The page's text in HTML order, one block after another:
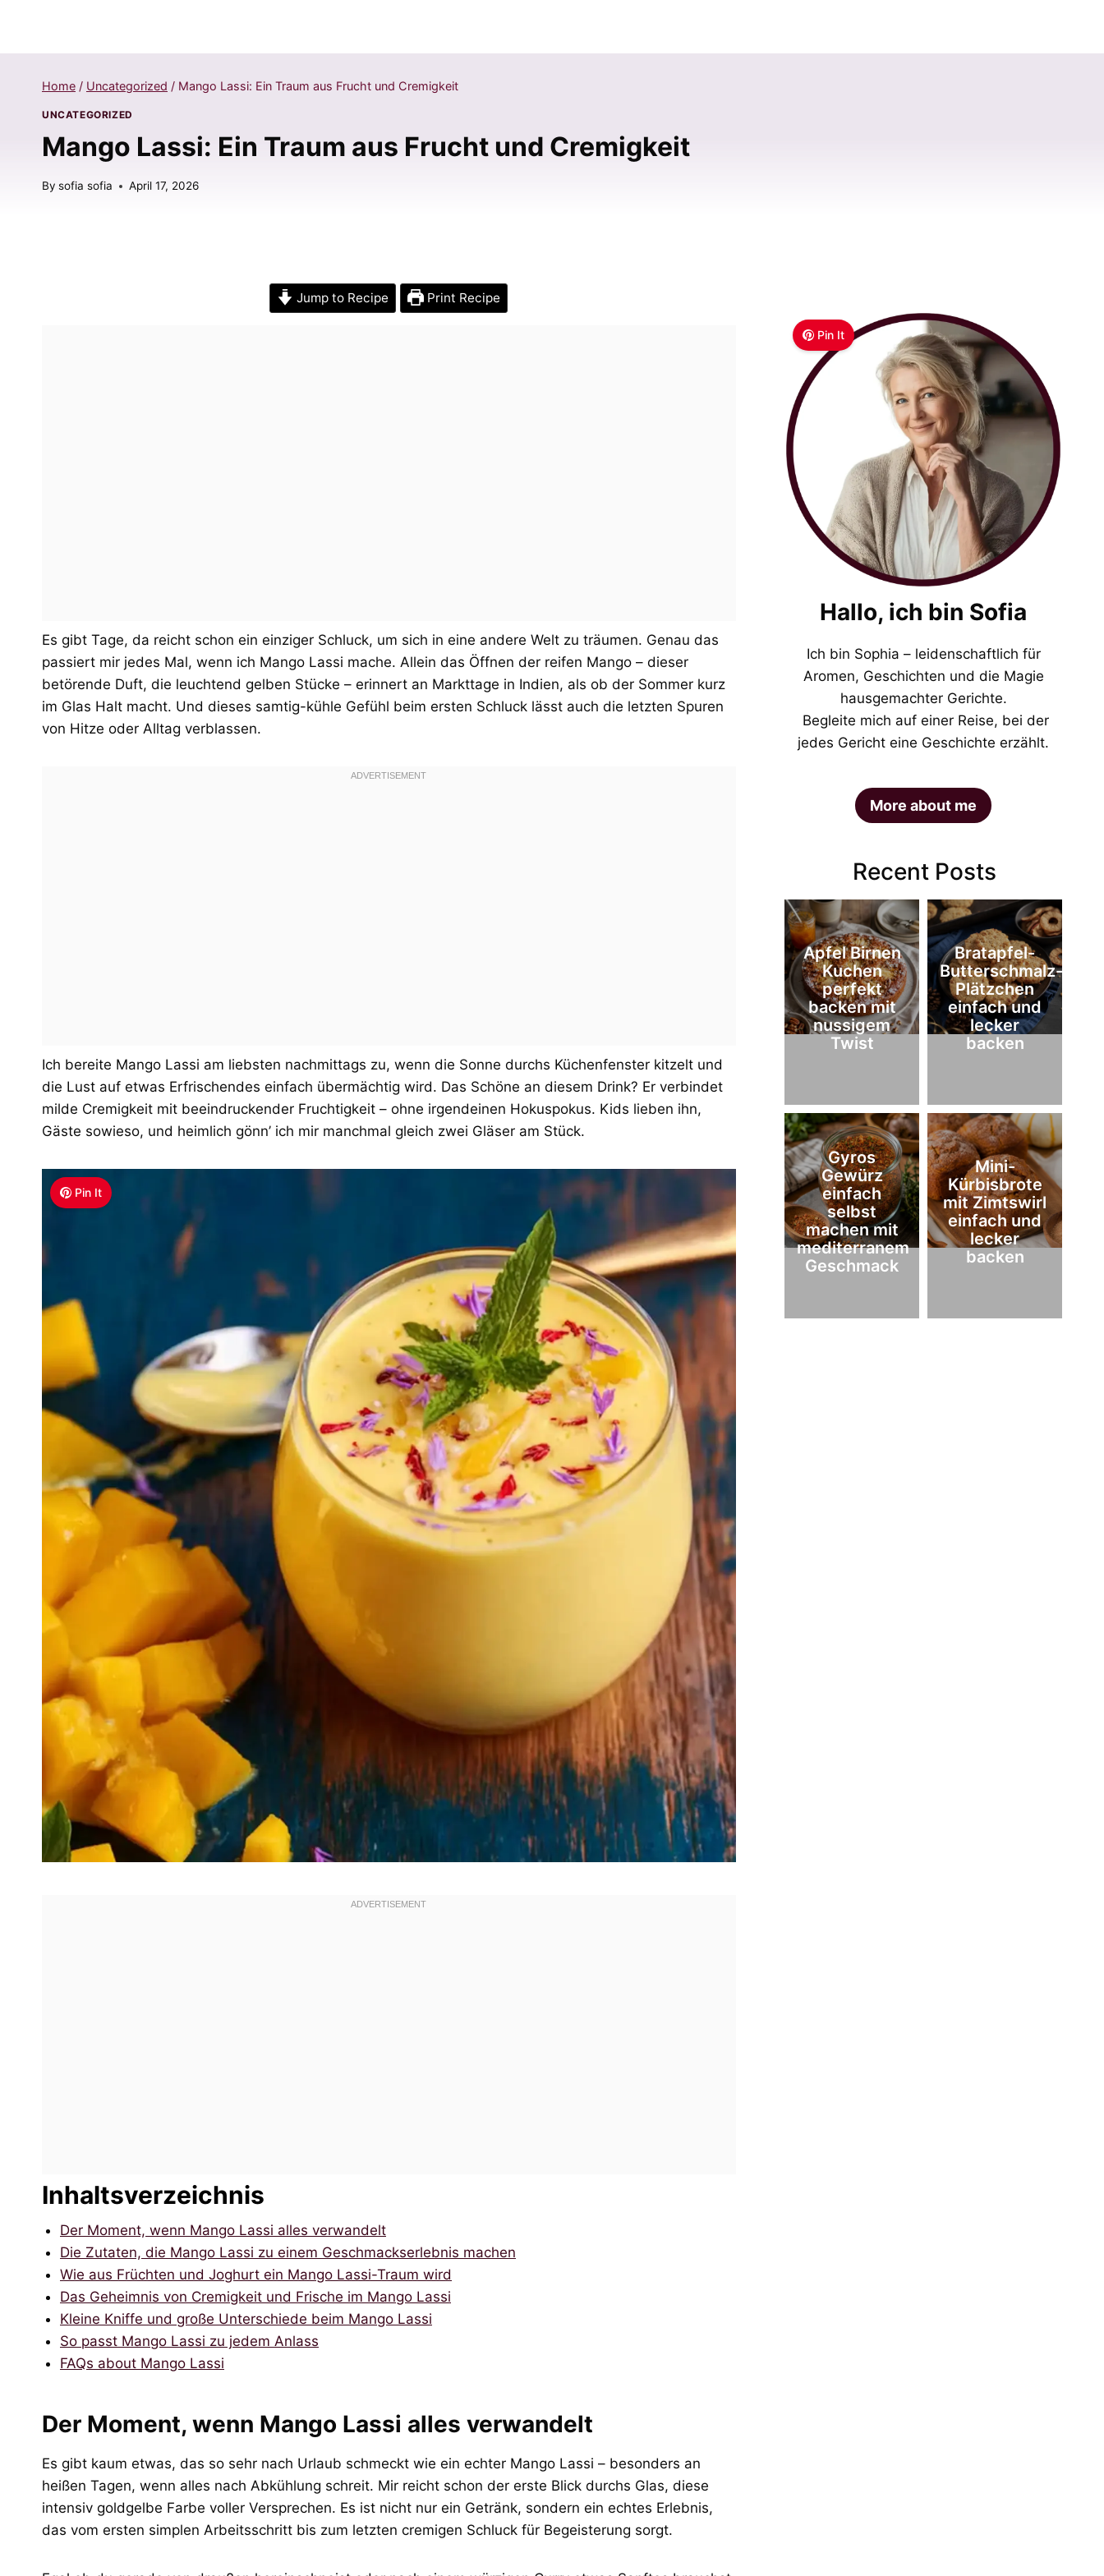
Home / Uncategorized / Mango Lassi: Ein Traum aus Frucht und Cremigkeit
UNCATEGORIZED
Mango Lassi: Ein Traum aus Frucht und Cremigkeit
By sofia sofia April 17, 2026
Jump to Recipe Print Recipe
Es gibt Tage, da reicht schon ein einziger Schluck, um sich in eine andere Welt zu träumen. Genau das
passiert mir jedes Mal, wenn ich Mango Lassi mache. Allein das Öffnen der reifen Mango – dieser
betörende Duft, die leuchtend gelben Stücke – erinnert an Markttage in Indien, als ob der Sommer kurz
im Glas Halt macht. Und dieses samtig-kühle Gefühl beim ersten Schluck lässt auch die letzten Spuren
von Hitze oder Alltag verblassen.
Ich bereite Mango Lassi am liebsten nachmittags zu, wenn die Sonne durchs Küchenfenster kitzelt und
die Lust auf etwas Erfrischendes einfach übermächtig wird. Das Schöne an diesem Drink? Er verbindet
milde Cremigkeit mit beeindruckender Fruchtigkeit – ohne irgendeinen Hokuspokus. Kids lieben ihn,
Gäste sowieso, und heimlich gönn’ ich mir manchmal gleich zwei Gläser am Stück.
Pin It
Inhaltsverzeichnis
Der Moment, wenn Mango Lassi alles verwandelt
Die Zutaten, die Mango Lassi zu einem Geschmackserlebnis machen
Wie aus Früchten und Joghurt ein Mango Lassi-Traum wird
Das Geheimnis von Cremigkeit und Frische im Mango Lassi
Kleine Kniffe und große Unterschiede beim Mango Lassi
So passt Mango Lassi zu jedem Anlass
FAQs about Mango Lassi
Der Moment, wenn Mango Lassi alles verwandelt
Es gibt kaum etwas, das so sehr nach Urlaub schmeckt wie ein echter Mango Lassi – besonders an
heißen Tagen, wenn alles nach Abkühlung schreit. Mir reicht schon der erste Blick durchs Glas, diese
intensiv goldgelbe Farbe voller Versprechen. Es ist nicht nur ein Getränk, sondern ein echtes Erlebnis,
das vom ersten simplen Arbeitsschritt bis zum letzten cremigen Schluck für Begeisterung sorgt.
Pin It
Hallo, ich bin Sofia
Ich bin Sophia – leidenschaftlich für
Aromen, Geschichten und die Magie
hausgemachter Gerichte.
Begleite mich auf einer Reise, bei der
jedes Gericht eine Geschichte erzählt.
More about me
Recent Posts
Apfel Birnen
Kuchen
perfekt
backen mit
nussigem
Twist
Bratapfel-
Butterschmalz-
Plätzchen
einfach und
lecker
backen
Gyros
Gewürz
einfach
selbst
machen mit
mediterranem
Geschmack
Mini-
Kürbisbrote
mit Zimtswirl
einfach und
lecker
backen